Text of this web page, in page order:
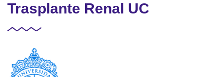
Trasplante Renal UC